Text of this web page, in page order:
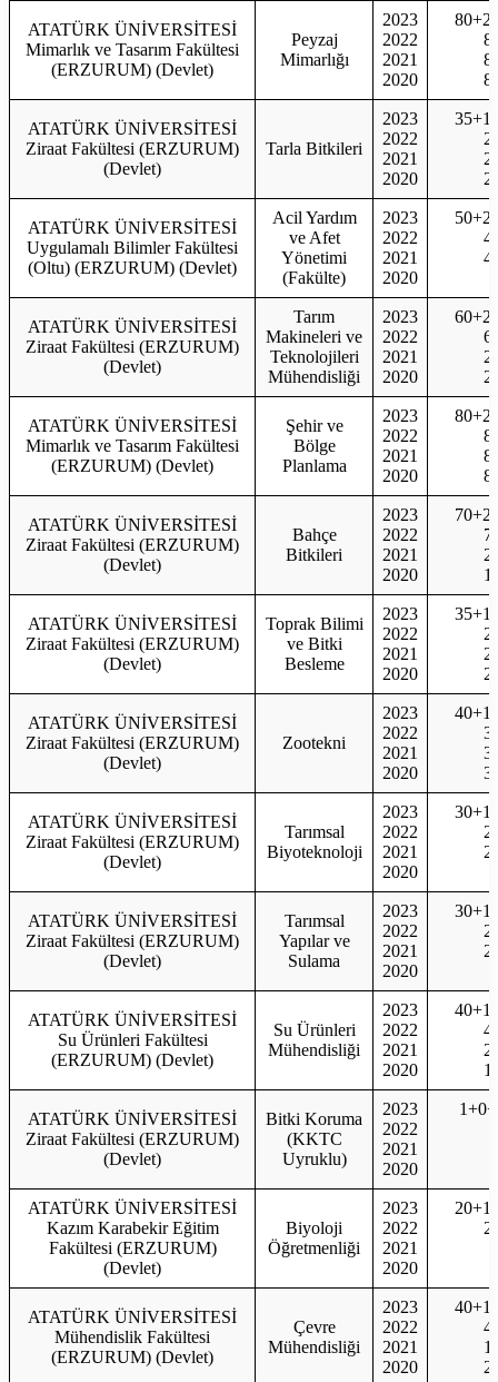
ATATÜRK ÜNİVERSİTESİ
Mimarlık ve Tasarım Fakültesi
(ERZURUM) (Devlet)
Peyzaj
Mimarlığı
2023
2022
2021
2020
ATATÜRK ÜNİVERSİTESİ
Ziraat Fakültesi (ERZURUM)
(Devlet)
Tarla Bitkileri
2023
2022
2021
2020
ATATÜRK ÜNİVERSİTESİ
Uygulamalı Bilimler Fakültesi
(Oltu) (ERZURUM) (Devlet)
Acil Yardım
ve Afet
Yönetimi
(Fakülte)
2023
2022
2021
2020
ATATÜRK ÜNİVERSİTESİ
Ziraat Fakültesi (ERZURUM)
(Devlet)
Tarım
Makineleri ve
Teknolojileri
Mühendisliği
2023
2022
2021
2020
ATATÜRK ÜNİVERSİTESİ
Mimarlık ve Tasarım Fakültesi
(ERZURUM) (Devlet)
Şehir ve
Bölge
Planlama
2023
2022
2021
2020
ATATÜRK ÜNİVERSİTESİ
Ziraat Fakültesi (ERZURUM)
(Devlet)
Bahçe
Bitkileri
2023
2022
2021
2020
ATATÜRK ÜNİVERSİTESİ
Ziraat Fakültesi (ERZURUM)
(Devlet)
Toprak Bilimi
ve Bitki
Besleme
2023
2022
2021
2020
ATATÜRK ÜNİVERSİTESİ
Ziraat Fakültesi (ERZURUM)
(Devlet)
Zootekni
2023
2022
2021
2020
ATATÜRK ÜNİVERSİTESİ
Ziraat Fakültesi (ERZURUM)
(Devlet)
Tarımsal
Biyoteknoloji
2023
2022
2021
2020
ATATÜRK ÜNİVERSİTESİ
Ziraat Fakültesi (ERZURUM)
(Devlet)
Tarımsal
Yapılar ve
Sulama
2023
2022
2021
2020
ATATÜRK ÜNİVERSİTESİ
Su Ürünleri Fakültesi
(ERZURUM) (Devlet)
Su Ürünleri
Mühendisliği
2023
2022
2021
2020
ATATÜRK ÜNİVERSİTESİ
Ziraat Fakültesi (ERZURUM)
(Devlet)
Bitki Koruma
(KKTC
Uyruklu)
2023
2022
2021
2020
ATATÜRK ÜNİVERSİTESİ
Kazım Karabekir Eğitim
Fakültesi (ERZURUM)
(Devlet)
Biyoloji
Öğretmenliği
2023
2022
2021
2020
ATATÜRK ÜNİVERSİTESİ
Mühendislik Fakültesi
(ERZURUM) (Devlet)
Çevre
Mühendisliği
2023
2022
2021
2020